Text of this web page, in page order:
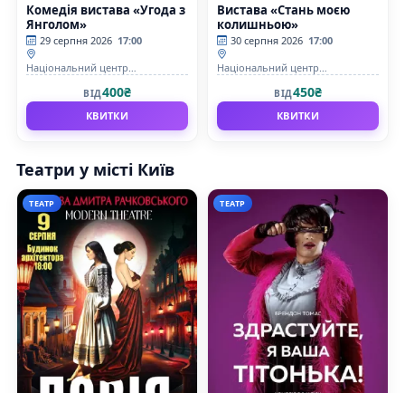
Комедія вистава «Угода з
Янголом»
29 серпня 2026 17:00
Національний центр
Курбаса (НЦТІ ім. Леся Курбаса)
ВІД400₴
КВИТКИ
Вистава «Стань моєю
колишньою»
30 серпня 2026 17:00
Національний центр
Курбаса (НЦТІ ім. Леся Курбаса)
ВІД450₴
КВИТКИ
Театри у місті Київ
ТЕАТР ТЕАТР